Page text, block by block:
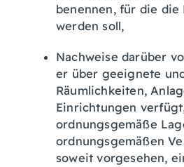
benennen, für die
werden soll,
Nachweise darüber
er über geeignete
Räumlichkeiten,
Einrichtungen
ordnungsgemäße
ordnungsgemäßen
soweit vorgesehen,